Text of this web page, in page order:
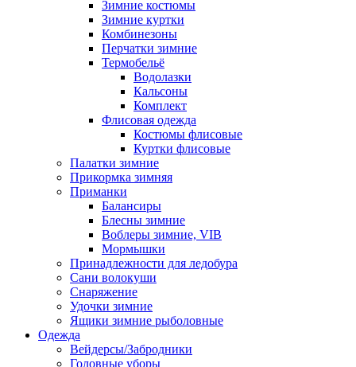
Зимние костюмы
Зимние куртки
Комбинезоны
Перчатки зимние
Термобельё
Водолазки
Кальсоны
Комплект
Флисовая одежда
Костюмы флисовые
Куртки флисовые
Палатки зимние
Прикормка зимняя
Приманки
Балансиры
Блесны зимние
Воблеры зимние, VIB
Мормышки
Принадлежности для ледобура
Сани волокуши
Снаряжение
Удочки зимние
Ящики зимние рыболовные
Одежда
Вейдерсы/Забродники
Головные уборы